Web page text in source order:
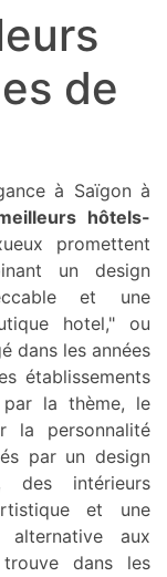
de
à Saïgon à
hôtels-
promettent
un design
et une
hotel," ou
dans les années
établissements
par la thème, le
la personnalité
par un design
des intérieurs
et une
aux
dans les